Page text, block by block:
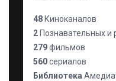
48 Киноканалов
2 Познавательных и
279фильмов
560сериалов
Библиотека